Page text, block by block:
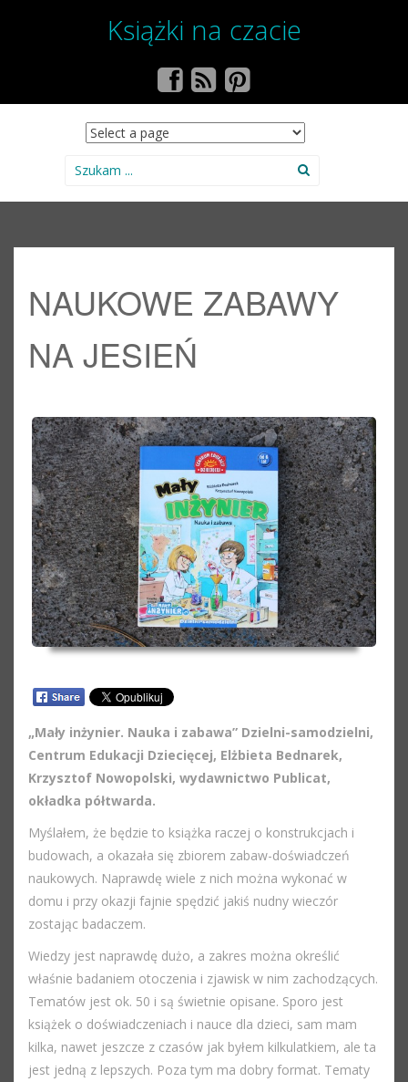
Książki na czacie
SKIP TO CONTENT
Search for:
NAUKOWE ZABAWY
NA JESIEŃ
„Mały inżynier. Nauka i zabawa” Dzielni-samodzielni,
Centrum Edukacji Dziecięcej, Elżbieta Bednarek,
Krzysztof Nowopolski, wydawnictwo Publicat,
okładka półtwarda.
Myślałem, że będzie to książka raczej o konstrukcjach i
budowach, a okazała się zbiorem zabaw-doświadczeń
naukowych. Naprawdę wiele z nich można wykonać w
domu i przy okazji fajnie spędzić jakiś nudny wieczór
zostając badaczem.
Wiedzy jest naprawdę dużo, a zakres można określić
właśnie badaniem otoczenia i zjawisk w nim zachodzących.
Tematów jest ok. 50 i są świetnie opisane. Sporo jest
książek o doświadczeniach i nauce dla dzieci, sam mam
kilka, nawet jeszcze z czasów jak byłem kilkulatkiem, ale ta
jest jedną z lepszych. Poza tym ma dobry format. Tematy